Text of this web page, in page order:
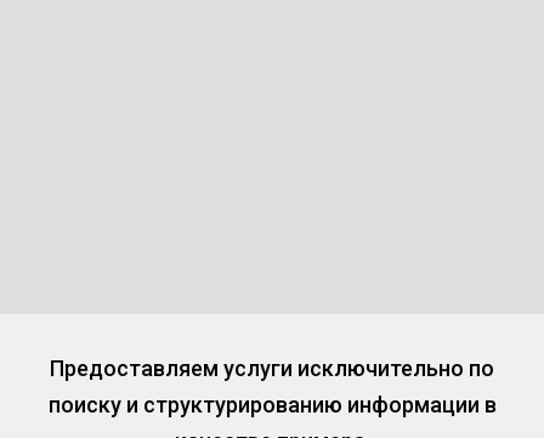
Предоставляем услуги исключительно по
поиску и структурированию информации в